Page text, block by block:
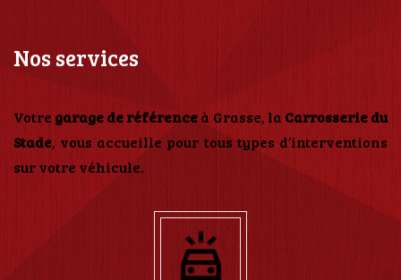
Nos services
Votre garage de référenceà Grasse, la Carrosserie du
Stade, vous accueille pour tous types d’interventions
sur votre véhicule.